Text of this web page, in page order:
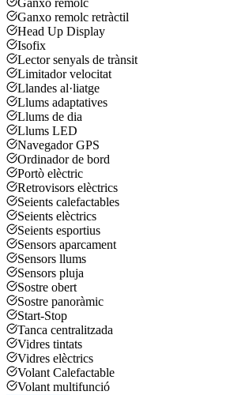
Ganxo remolc
Ganxo remolc retràctil
Head Up Display
Isofix
Lector senyals de trànsit
Limitador velocitat
Llandes al·liatge
Llums adaptatives
Llums de dia
Llums LED
Navegador GPS
Ordinador de bord
Portò elèctric
Retrovisors elèctrics
Seients calefactables
Seients elèctrics
Seients esportius
Sensors aparcament
Sensors llums
Sensors pluja
Sostre obert
Sostre panoràmic
Start-Stop
Tanca centralitzada
Vidres tintats
Vidres elèctrics
Volant Calefactable
Volant multifunció